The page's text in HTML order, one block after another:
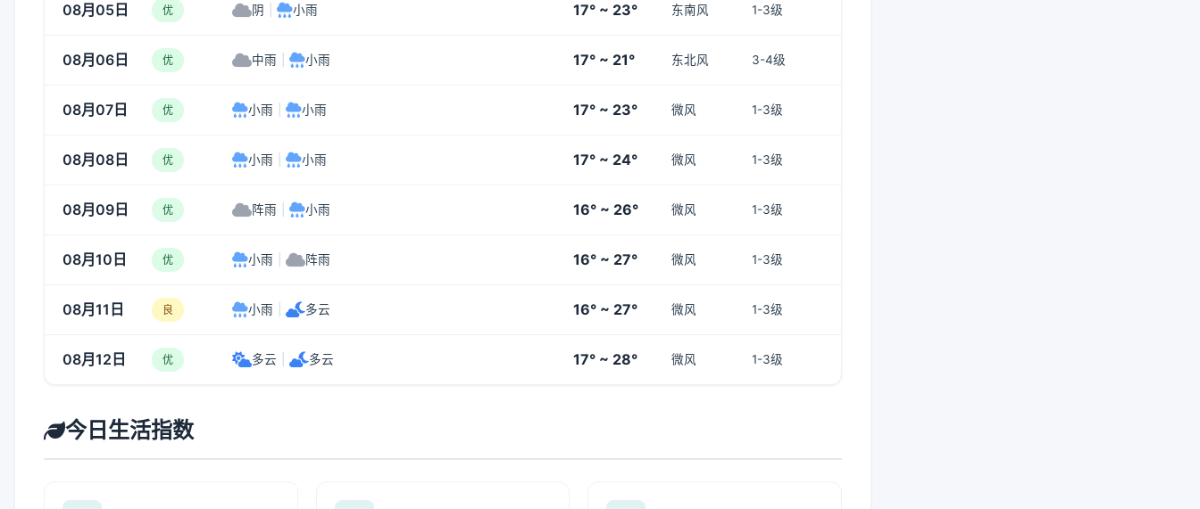
08月05日 优 阴 小雨 17° ~ 23° 东南风 1-3级
08月06日 优 中雨 小雨 17° ~ 21° 东北风 3-4级
08月07日 优 小雨 小雨 17° ~ 23° 微风 1-3级
08月08日 优 小雨 小雨 17° ~ 24° 微风 1-3级
08月09日 优 阵雨 小雨 16° ~ 26° 微风 1-3级
08月10日 优 小雨 阵雨 16° ~ 27° 微风 1-3级
08月11日 良 小雨 多云 16° ~ 27° 微风 1-3级
08月12日 优 多云 多云 17° ~ 28° 微风 1-3级
今日生活指数